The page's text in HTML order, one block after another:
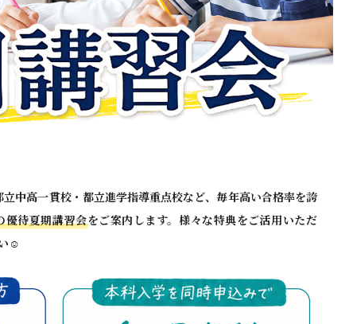
中高一貫校・都立進学指導重点校など、毎年高い合格率を誇
優待夏期講習会をご案内します。様々な特典をご活用いただ
☺️